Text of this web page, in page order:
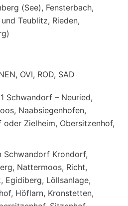
(See), Fensterbach,
Teublitz, Rieden,
OVI, ROD, SAD
Schwandorf – Neuried,
Naabsiegenhofen,
oder Zielheim, Obersitzenhof,
Schwandorf Krondorf,
Nattermoos, Richt,
Egidiberg, Löllsanlage,
Höflarn, Kronstetten,